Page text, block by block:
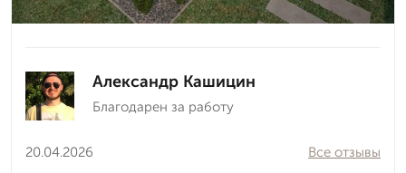
Александр Кашицин
Благодарен за работу
20.04.2026
Все отзывы